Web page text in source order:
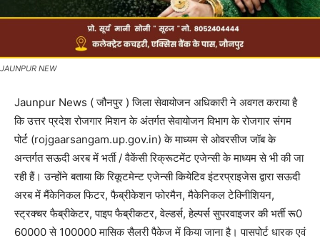
JAUNPUR NEW
Jaunpur News ( जौनपुर ) जिला सेवायोजन अधिकारी ने अवगत कराया है
कि उत्तर प्रदेश रोजगार मिशन के अंतर्गत सेवायोजन विभाग के रोजगार संगम
पोर्ट (rojgaarsangam.up.gov.in) के माध्यम से ओवरसीज जॉब के
अन्तर्गत सऊदी अरब में भर्ती / वैकेंसी रिक्रूटमेंट एजेन्सी के माध्यम से भी की जा
रही हैं। उन्होंने बताया कि रिकूटमेन्ट एजेन्सी कियेटिव इंटरप्राइजेस द्वारा सऊदी
अरब में मैंकेनिकल फिटर, फैब्रीकेशन फोरमैन, मैकेनिकल टेक्निीशियन,
स्ट्रक्चर फैब्रीकेटर, पाइप फैब्रीकटर, वेल्डर्स, हेल्पर्स सुपरवाइजर की भर्ती रू0
60000 से 100000 मासिक सैलरी पैकेज में किया जाना है। पासपोर्ट धारक एवं